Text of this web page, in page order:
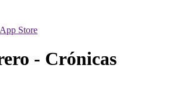
Store
- Crónicas